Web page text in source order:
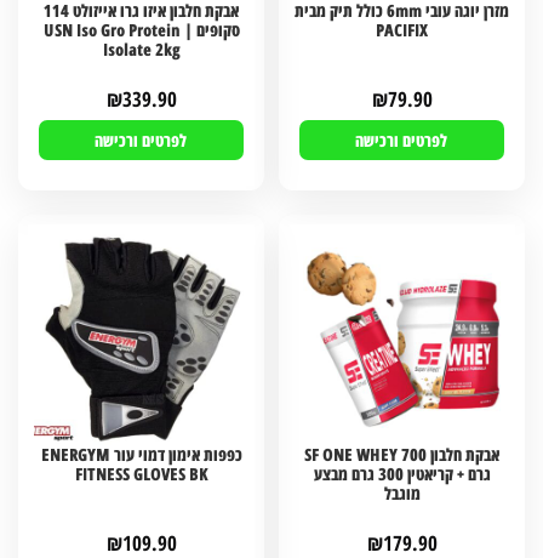
מזרן יוגה עובי 6mm כולל תיק מבית
PACIFIX
₪79.90
לפרטים ורכישה
אבקת חלבון איזו גרו אייזולט 114
סקופים | USN Iso Gro Protein
Isolate 2kg
₪339.90
לפרטים ורכישה
אבקת חלבון SF ONE WHEY 700
גרם + קריאטין 300 גרם מבצע
מוגבל
₪179.90
כפפות אימון דמוי עור ENERGYM
FITNESS GLOVES BK
₪109.90